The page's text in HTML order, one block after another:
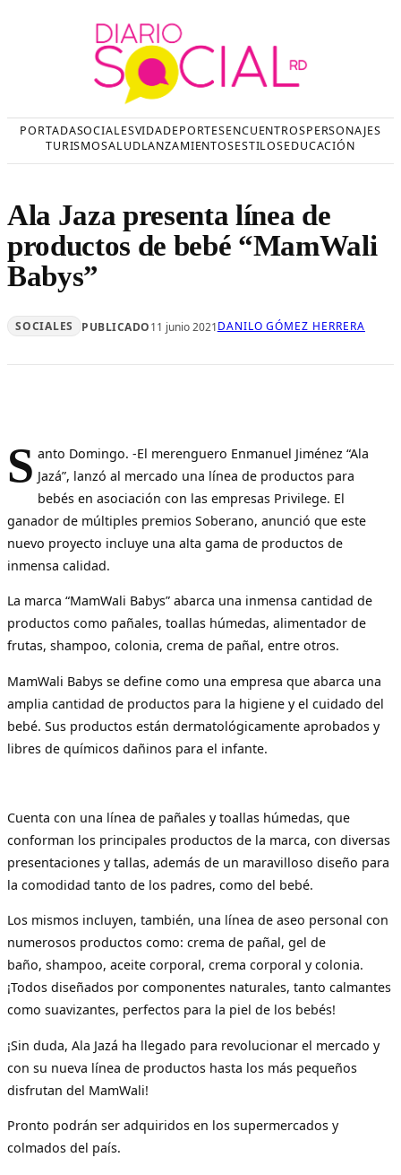
PORTADASOCIALESVIDADEPORTESENCUENTROSPERSONAJES
TURISMOSALUDLANZAMIENTOSESTILOSEDUCACIÓN
Ala Jaza presenta línea de
productos de bebé “MamWali
Babys”
SOCIALES PUBLICADO11 junio 2021DANILO GÓMEZ HERRERA
S anto Domingo. -El merenguero Enmanuel Jiménez “Ala
Jazá”, lanzó al mercado una línea de productos para
bebés en asociación con las empresas Privilege. El
ganador de múltiples premios Soberano, anunció que este
nuevo proyecto incluye una alta gama de productos de
inmensa calidad.
La marca “MamWali Babys” abarca una inmensa cantidad de
productos como pañales, toallas húmedas, alimentador de
frutas, shampoo, colonia, crema de pañal, entre otros.
MamWali Babys se define como una empresa que abarca una
amplia cantidad de productos para la higiene y el cuidado del
bebé. Sus productos están dermatológicamente aprobados y
libres de químicos dañinos para el infante.
Cuenta con una línea de pañales y toallas húmedas, que
conforman los principales productos de la marca, con diversas
presentaciones y tallas, además de un maravilloso diseño para
la comodidad tanto de los padres, como del bebé.
Los mismos incluyen, también, una línea de aseo personal con
numerosos productos como: crema de pañal, gel de
baño, shampoo, aceite corporal, crema corporal y colonia.
¡Todos diseñados por componentes naturales, tanto calmantes
como suavizantes, perfectos para la piel de los bebés!
¡Sin duda, Ala Jazá ha llegado para revolucionar el mercado y
con su nueva línea de productos hasta los más pequeños
disfrutan del MamWali!
Pronto podrán ser adquiridos en los supermercados y
colmados del país.